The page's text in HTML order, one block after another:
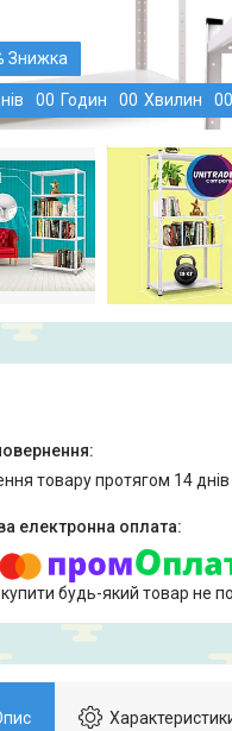
00 Годин 00 Хвилин 00
товару протягом 14 днів
будь-який товар не